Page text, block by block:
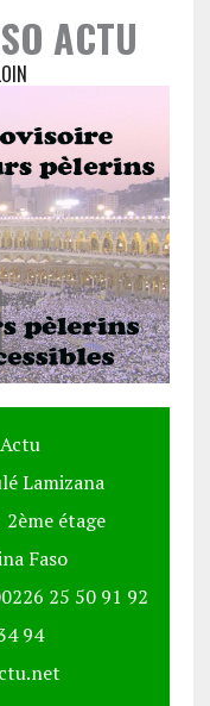
ACTU
Lamizana
étage
Faso
25 50 91 92
94